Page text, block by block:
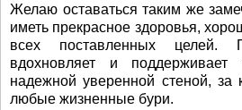
Желаю оставаться таким же
иметь прекрасное здоровья,
всех поставленных целей.
вдохновляет и
надежной уверенной стеной, за
любые жизненные бури.